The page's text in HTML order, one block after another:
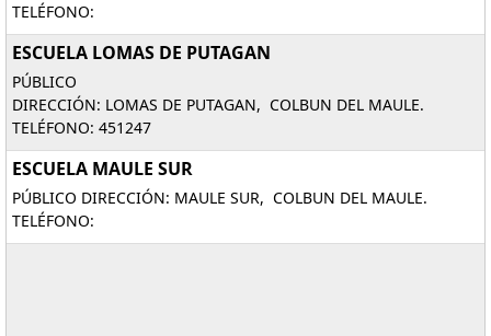
TELÉFONO:
ESCUELA LOMAS DE PUTAGAN
PÚBLICO
DIRECCIÓN: LOMAS DE PUTAGAN, COLBUN DEL MAULE.
TELÉFONO: 451247
ESCUELA MAULE SUR
PÚBLICO DIRECCIÓN: MAULE SUR, COLBUN DEL MAULE.
TELÉFONO: